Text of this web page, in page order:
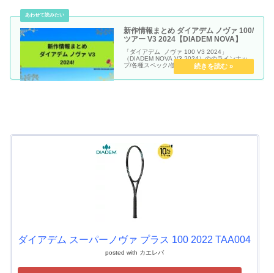
新作情報まとめ ダイアデム ノヴァ 100/
ツアー V3 2024【DIADEM NOVA】
「ダイアデム ノヴァ 100 V3 2024」
（DIADEM NOVA V3 2024）ののラインナッ
プ/各種スペック/使われているテクノロジー/解
説動画をまとめていきます。
ダイアデム スーパーノヴァ プラス 100 2022 TAA004
posted with カエレバ